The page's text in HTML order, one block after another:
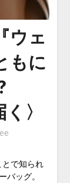
ウェ
もに
〉
で知られ
バッグ。